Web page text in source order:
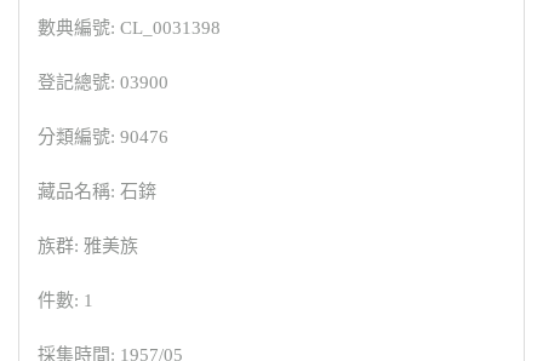
數典編號: CL_0031398
登記總號: 03900
分類編號: 90476
藏品名稱: 石錛
族群: 雅美族
件數: 1
採集時間: 1957/05